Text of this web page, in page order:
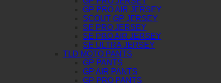
GP PRO AIR JERSEY
SCOUT GP JERSEY
SE PRO JERSEY
SE PRO AIR JERSEY
SE ULTRA JERSEY
TLD MOTO PANTS
GP PANTS
GP AIR PANTS
GP PRO PANTS